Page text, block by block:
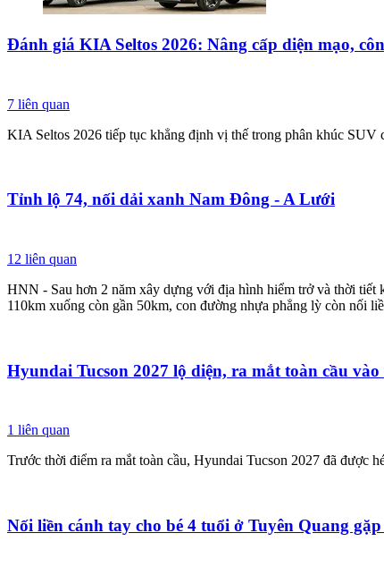
Đánh giá KIA Seltos 2026: Nâng cấp diện mạo,
7 liên quan
KIA Seltos 2026 tiếp tục khẳng định vị thế trong phân khúc SUV
Tỉnh lộ 74, nối dải xanh Nam Đông - A Lưới
12 liên quan
HNN - Sau hơn 2 năm xây dựng với địa hình hiểm trở và thời tiết
110km xuống còn gần 50km, con đường nhựa phẳng lỳ còn nối
Hyundai Tucson 2027 lộ diện, ra mắt toàn cầu
1 liên quan
Trước thời điểm ra mắt toàn cầu, Hyundai Tucson 2027 đã được
Nối liền cánh tay cho bé 4 tuổi ở Tuyên Quang